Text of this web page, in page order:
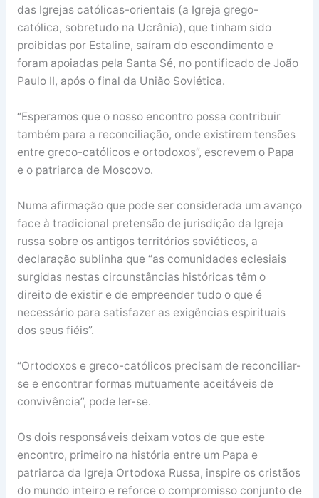
das Igrejas católicas-orientais (a Igreja grego-
católica, sobretudo na Ucrânia), que tinham sido
proibidas por Estaline, saíram do escondimento e
foram apoiadas pela Santa Sé, no pontificado de João
Paulo II, após o final da União Soviética.
“Esperamos que o nosso encontro possa contribuir
também para a reconciliação, onde existirem tensões
entre greco-católicos e ortodoxos”, escrevem o Papa
e o patriarca de Moscovo.
Numa afirmação que pode ser considerada um avanço
face à tradicional pretensão de jurisdição da Igreja
russa sobre os antigos territórios soviéticos, a
declaração sublinha que “as comunidades eclesiais
surgidas nestas circunstâncias históricas têm o
direito de existir e de empreender tudo o que é
necessário para satisfazer as exigências espirituais
dos seus fiéis”.
“Ortodoxos e greco-católicos precisam de reconciliar-
se e encontrar formas mutuamente aceitáveis de
convivência”, pode ler-se.
Os dois responsáveis deixam votos de que este
encontro, primeiro na história entre um Papa e
patriarca da Igreja Ortodoxa Russa, inspire os cristãos
do mundo inteiro e reforce o compromisso conjunto de